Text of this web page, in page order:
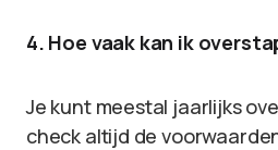
4. Hoe vaak kan ik
Je kunt meestal jaarlijks
check altijd de